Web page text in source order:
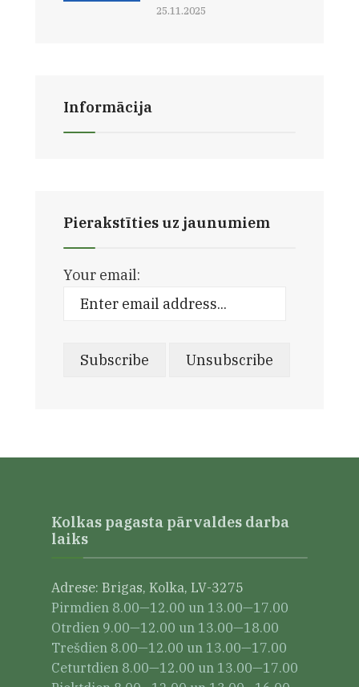
25.11.2025
Informācija
Pierakstīties uz jaunumiem
Your email:
Kolkas pagasta pārvaldes darba
laiks
Adrese: Brigas, Kolka, LV-3275
Pirmdien 8.00—12.00 un 13.00—17.00
Otrdien 9.00—12.00 un 13.00—18.00
Trešdien 8.00—12.00 un 13.00—17.00
Ceturtdien 8.00—12.00 un 13.00—17.00